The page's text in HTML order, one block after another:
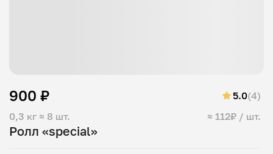
Ролл «special»
0,3 кг ≈ 8 шт. ≈ 112₽ / шт.
900 ₽ 5.0(4)